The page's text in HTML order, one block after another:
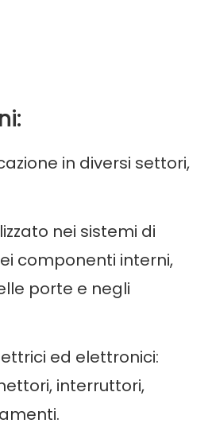
in diversi settori,
nei sistemi di
componenti interni,
porte e negli
ed elettronici:
interruttori,